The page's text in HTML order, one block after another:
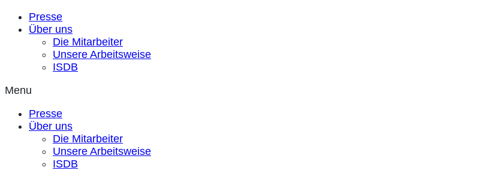
Presse
Über uns
Die Mitarbeiter
Unsere Arbeitsweise
ISDB
Menu
Presse
Über uns
Die Mitarbeiter
Unsere Arbeitsweise
ISDB